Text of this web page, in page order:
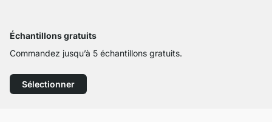
Échantillons gratuits
Commandez jusqu’à 5 échantillons gratuits.
Sélectionner